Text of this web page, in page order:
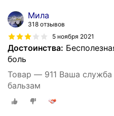
Мила
318 отзывов
5 ноября 2021
Достоинства:
боль
Товар — 911 Ваша
бальзам